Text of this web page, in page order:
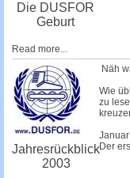
Die DUSFOR
Geburt
Read more...
Jahresrückblick
2003
Näh
Wie
zu
Januar
Der